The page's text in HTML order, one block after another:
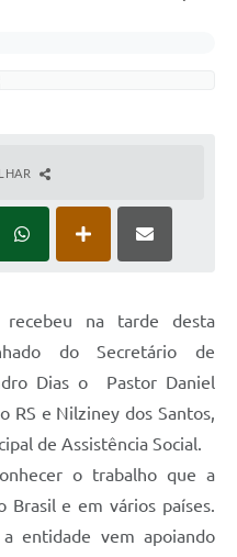
na tarde desta
do Secretário de
Dias o Pastor Daniel
RS e Nilziney dos Santos,
de Assistência Social.
o trabalho que a
Brasil e em vários países.
entidade vem apoiando